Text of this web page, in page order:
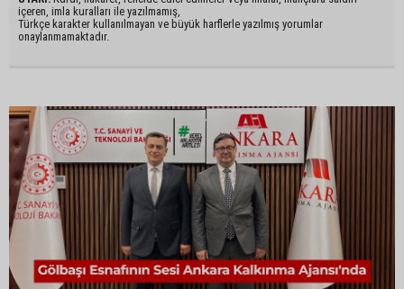
içeren, imla kuralları ile yazılmamış,
Türkçe karakter kullanılmayan ve büyük harflerle yazılmış yorumlar
onaylanmamaktadır.